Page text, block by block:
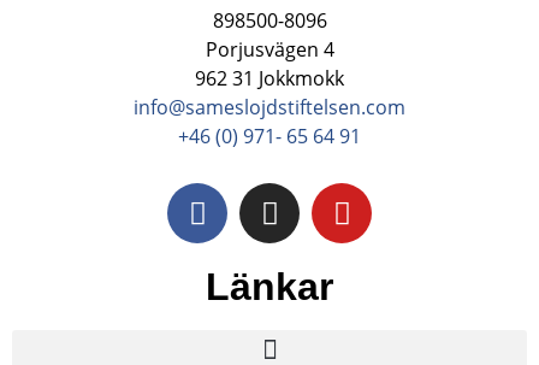
898500-8096
Porjusvägen 4
962 31 Jokkmokk
info@sameslojdstiftelsen.com
+46 (0) 971- 65 64 91
Länkar